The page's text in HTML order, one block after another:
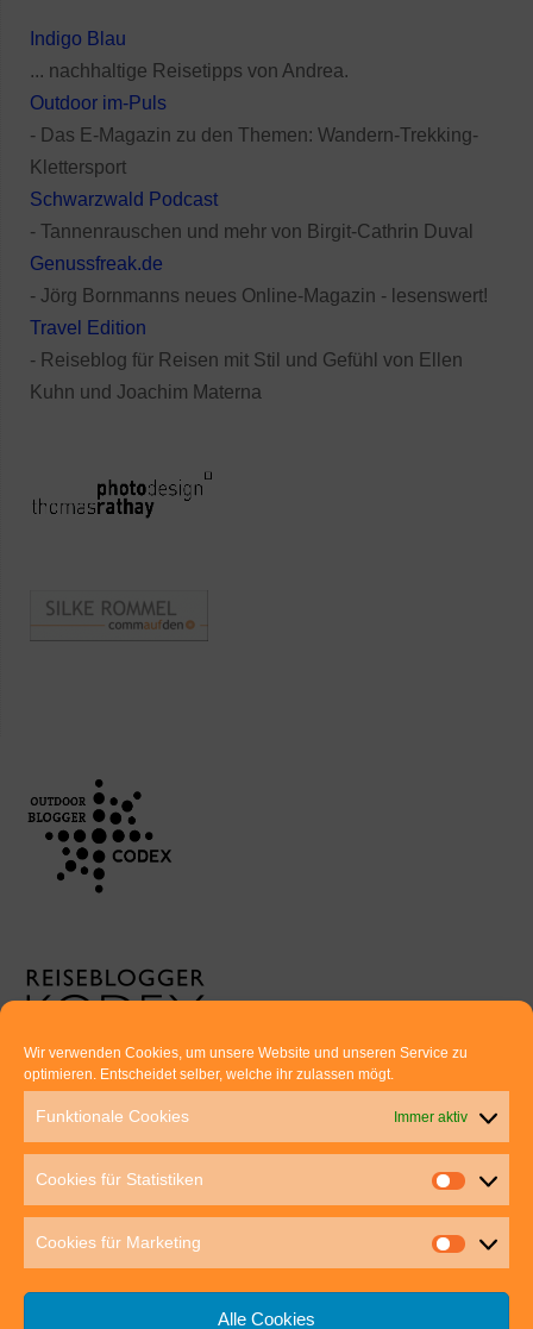
Wir verwenden Cookies, um unsere Website und unseren Service zu
optimieren. Entscheidet selber, welche ihr zulassen mögt.
Funktionale Cookies Immer aktiv
Cookies für Statistiken
Cookies für Marketing
Alle Cookies
Indigo Blau
... nachhaltige Reisetipps von Andrea.
Outdoor im-Puls
- Das E-Magazin zu den Themen: Wandern-Trekking-
Klettersport
Schwarzwald Podcast
- Tannenrauschen und mehr von Birgit-Cathrin Duval
Genussfreak.de
- Jörg Bornmanns neues Online-Magazin - lesenswert!
Travel Edition
- Reiseblog für Reisen mit Stil und Gefühl von Ellen
Kuhn und Joachim Materna
Euer direkter Draht zu uns:
Thomas Rathay und Silke Rommel
70563 Stuttgart
post@outdoor-hochgenuss.de